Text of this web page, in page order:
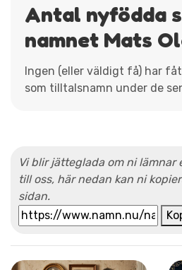
Antal nyfödda
namnet Mats
Ingen (eller väldigt få) har
som tilltalsnamn under de
Vi blir jätteglada om ni lämnar
till oss, här nedan kan ni
sidan.